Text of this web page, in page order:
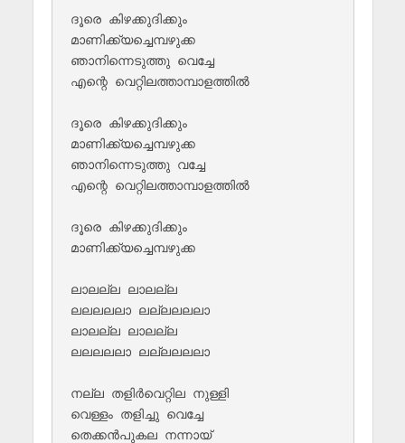
ദൂരെ കിഴക്കുദിക്കും
മാണിക്ക്യച്ചെമ്പഴുക്ക
ഞാനിന്നെടുത്തു വെച്ചേ
എന്റെ വെറ്റിലത്താമ്പാളത്തില്‍
ദൂരെ കിഴക്കുദിക്കും
മാണിക്ക്യച്ചെമ്പഴുക്ക
ഞാനിന്നെടുത്തു വച്ചേ
എന്റെ വെറ്റിലത്താമ്പാളത്തില്‍
ദൂരെ കിഴക്കുദിക്കും
മാണിക്ക്യച്ചെമ്പഴുക്ക
ലാലല്ല ലാലല്ല
ലലലലലാ ലല്ലലലലാ
ലാലല്ല ലാലല്ല
ലലലലലാ ലല്ലലലലാ
നല്ല തളിര്‍വെറ്റില നുള്ളി
വെള്ളം തളിച്ചു വെച്ചേ
തെക്കന്‍പുകല നന്നായ്‌